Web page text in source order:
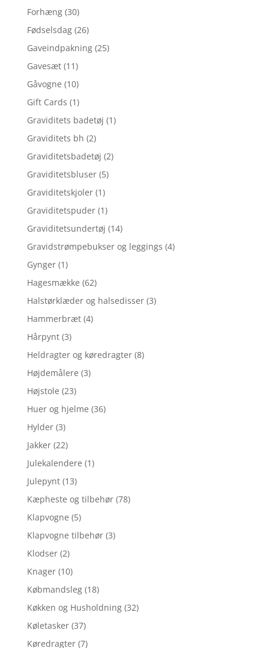
Forhæng (30)
Fødselsdag (26)
Gaveindpakning (25)
Gavesæt (11)
Gåvogne (10)
Gift Cards (1)
Graviditets badetøj (1)
Graviditets bh (2)
Graviditetsbadetøj (2)
Graviditetsbluser (5)
Graviditetskjoler (1)
Graviditetspuder (1)
Graviditetsundertøj (14)
Gravidstrømpebukser og leggings (4)
Gynger (1)
Hagesmække (62)
Halstørklæder og halsedisser (3)
Hammerbræt (4)
Hårpynt (3)
Heldragter og køredragter (8)
Højdemålere (3)
Højstole (23)
Huer og hjelme (36)
Hylder (3)
Jakker (22)
Julekalendere (1)
Julepynt (13)
Kæpheste og tilbehør (78)
Klapvogne (5)
Klapvogne tilbehør (3)
Klodser (2)
Knager (10)
Købmandsleg (18)
Køkken og Husholdning (32)
Køletasker (37)
Køredragter (7)